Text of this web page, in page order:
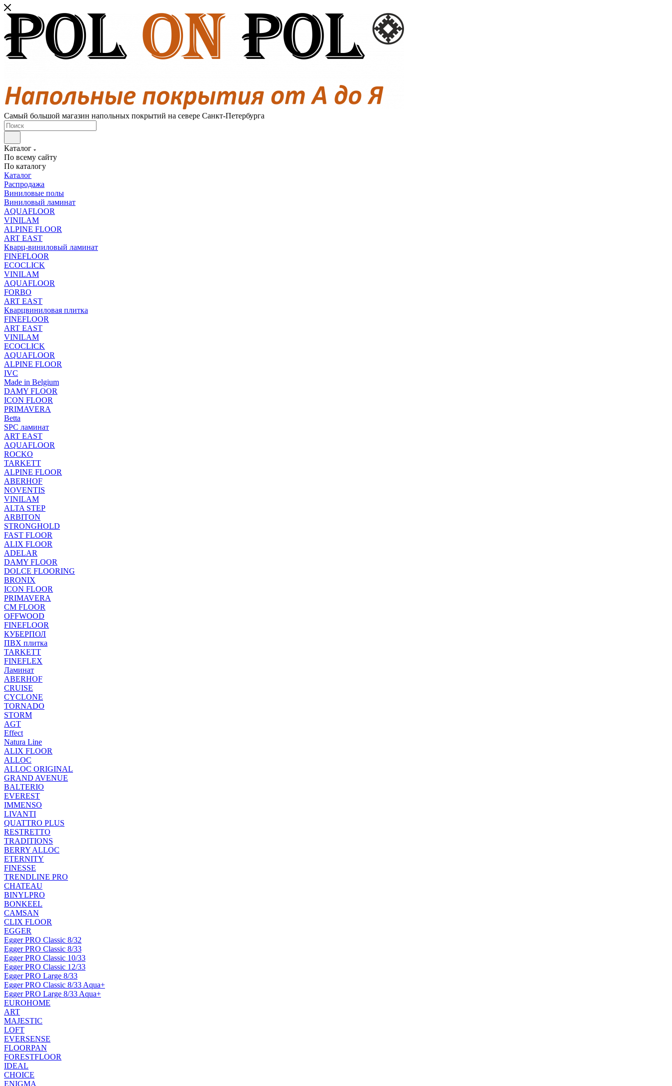
Самый большой магазин напольных покрытий на севере Санкт-Петербурга
Каталог
По всему сайту
По каталогу
Каталог
Распродажа
Виниловые полы
Виниловый ламинат
AQUAFLOOR
VINILAM
ALPINE FLOOR
ART EAST
Кварц-виниловый ламинат
FINEFLOOR
ECOCLICK
VINILAM
AQUAFLOOR
FORBO
ART EAST
Кварцвиниловая плитка
FINEFLOOR
ART EAST
VINILAM
ECOCLICK
AQUAFLOOR
ALPINE FLOOR
IVC
Made in Belgium
DAMY FLOOR
ICON FLOOR
PRIMAVERA
Betta
SPC ламинат
ART EAST
AQUAFLOOR
ROCKO
TARKETT
ALPINE FLOOR
ABERHOF
NOVENTIS
VINILAM
ALTA STEP
ARBITON
STRONGHOLD
FAST FLOOR
ALIX FLOOR
ADELAR
DAMY FLOOR
DOLCE FLOORING
BRONIX
ICON FLOOR
PRIMAVERA
CM FLOOR
OFFWOOD
FINEFLOOR
КУБЕРПОЛ
ПВХ плитка
TARKETT
FINEFLEX
Ламинат
ABERHOF
CRUISE
CYCLONE
TORNADO
STORM
AGT
Effect
Natura Line
ALIX FLOOR
ALLOC
ALLOC ORIGINAL
GRAND AVENUE
BALTERIO
EVEREST
IMMENSO
LIVANTI
QUATTRO PLUS
RESTRETTO
TRADITIONS
BERRY ALLOC
ETERNITY
FINESSE
TRENDLINE PRO
CHATEAU
BINYLPRO
BONKEEL
CAMSAN
CLIX FLOOR
EGGER
Egger PRO Classic 8/32
Egger PRO Classic 8/33
Egger PRO Classic 10/33
Egger PRO Classic 12/33
Egger PRO Large 8/33
Egger PRO Classic 8/33 Aqua+
Egger PRO Large 8/33 Aqua+
EUROHOME
ART
MAJESTIC
LOFT
EVERSENSE
FLOORPAN
FORESTFLOOR
IDEAL
CHOICE
ENIGMA